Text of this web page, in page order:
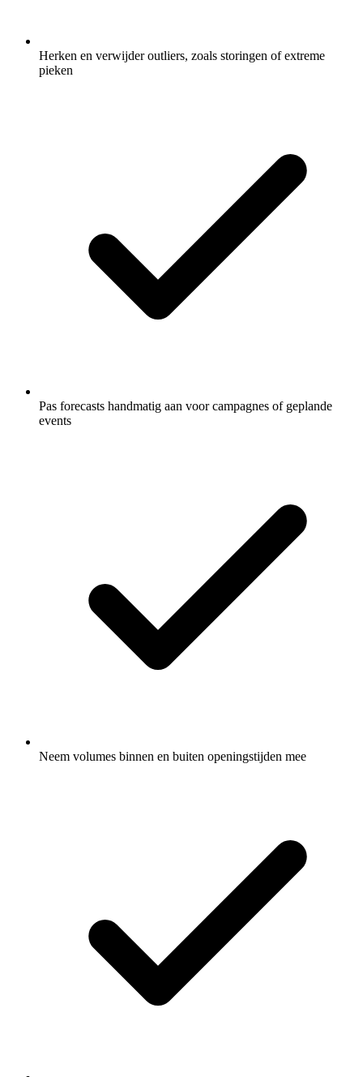
Herken en verwijder outliers, zoals storingen of extreme
pieken
Pas forecasts handmatig aan voor campagnes of geplande
events
Neem volumes binnen en buiten openingstijden mee